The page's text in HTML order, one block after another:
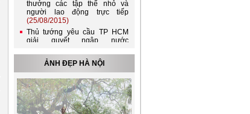
người lao động trực tiếp
(25/08/2015)
Thủ tướng yêu cầu TP HCM
giải quyết ngập nước
(21/08/2015)
Để điện đi trước một bước
(20/08/2015)
Tổng giám đốc EVN tiếp xã
giao Phó tổng giám đốc Tập
đoàn Formosa(22/07/2015)
Máy bay chiến đấu Trung
Quốc lượn sát tàu Việt Nam
ẢNH ĐẸP HÀ NỘI